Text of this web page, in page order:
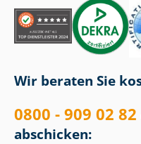
Wir beraten Sie
0800 - 909 02 82
abschicken: